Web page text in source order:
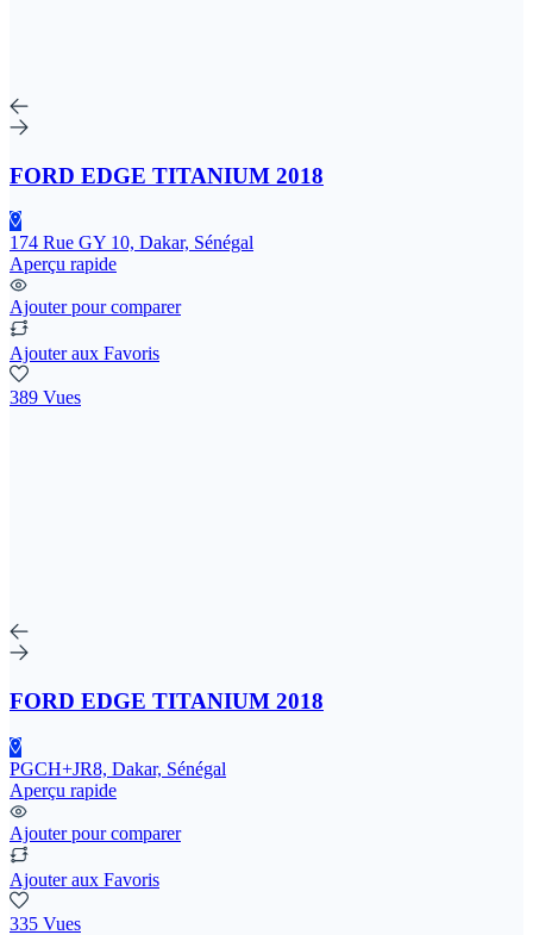
FORD EDGE TITANIUM 2018
174 Rue GY 10, Dakar, Sénégal
Aperçu rapide
Ajouter pour comparer
Ajouter aux Favoris
389 Vues
FORD EDGE TITANIUM 2018
PGCH+JR8, Dakar, Sénégal
Aperçu rapide
Ajouter pour comparer
Ajouter aux Favoris
335 Vues